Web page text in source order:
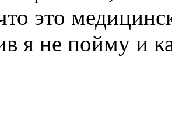
это
я не пойму и